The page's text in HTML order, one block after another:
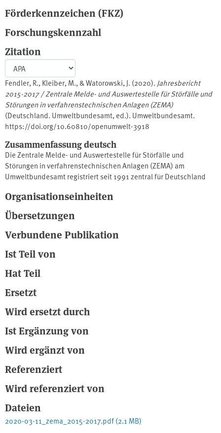
Förderkennzeichen (FKZ)
Forschungskennzahl
Zitation
Fendler, R., Kleiber, M., & Watorowski, J. (2020). Jahresbericht
2015-2017 / Zentrale Melde- und Auswertestelle für Störfälle und
Störungen in verfahrenstechnischen Anlagen (ZEMA)
(Deutschland. Umweltbundesamt, ed.). Umweltbundesamt.
https://doi.org/10.60810/openumwelt-3918
Zusammenfassung deutsch
Die Zentrale Melde- und Auswertestelle für Störfälle und
Störungen in verfahrenstechnischen Anlagen (ZEMA) am
Umweltbundesamt registriert seit 1991 zentral für Deutschland
Verordnung unterliegen. Der Bericht für die Jahre 2015 bis 2017
berichtet über 86 Störfälle und Störungen des
bestimmungsgemäßen Betriebs. Betroffen waren vor allem
Chemieanlagen. Es wurden 6 Todesfälle gemeldet, 115 Personen
wurden verletzt. Bei 11 Ereignissen wurden Umweltschäden
innerhalb und 5 Umweltschäden außerhalb des
Ereignisse waren technische Fehler, die häufigsten Folgen
enthält der Bericht einen Sonderteil: "Personenschäden bei
Einsatzkräften". Quelle: https://www.umweltbundesamt.de
Organisationseinheiten
Übersetzungen
Verbundene Publikation
Ist Teil von
Hat Teil
Ersetzt
Wird ersetzt durch
Ist Ergänzung von
Wird ergänzt von
Referenziert
Wird referenziert von
Dateien
2020-03-11_zema_2015-2017.pdf(2.1 MB)